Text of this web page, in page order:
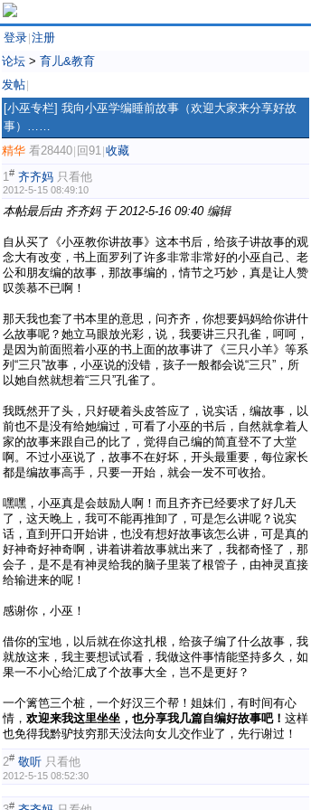
登录 注册
论坛 > 育儿&教育
发帖
[小巫专栏] 我向小巫学编睡前故事（欢迎大家来分享好故
事）……
精华 看28440 回91 收藏
1# 齐齐妈 只看他
2012-5-15 08:49:10
本帖最后由 齐齐妈 于 2012-5-16 09:40 编辑
自从买了《小巫教你讲故事》这本书后，给孩子讲故事的观
念大有改变，书上面罗列了许多非常非常好的小巫自己、老
公和朋友编的故事，那故事编的，情节之巧妙，真是让人赞
叹羡慕不已啊！
那天我也套了书本里的意思，问齐齐，你想要妈妈给你讲什
么故事呢？她立马眼放光彩，说，我要讲三只孔雀，呵呵，
是因为前面照着小巫的书上面的故事讲了《三只小羊》等系
列“三只”故事，小巫说的没错，孩子一般都会说“三只”，所
以她自然就想着“三只”孔雀了。
我既然开了头，只好硬着头皮答应了，说实话，编故事，以
前也不是没有给她编过，可看了小巫的书后，自然就拿着人
家的故事来跟自己的比了，觉得自己编的简直登不了大堂
啊。不过小巫说了，故事不在好坏，开头最重要，每位家长
都是编故事高手，只要一开始，就会一发不可收拾。
嘿嘿，小巫真是会鼓励人啊！而且齐齐已经要求了好几天
了，这天晚上，我可不能再推卸了，可是怎么讲呢？说实
话，直到开口开始讲，也没有想好故事该怎么讲，可是真的
好神奇好神奇啊，讲着讲着故事就出来了，我都奇怪了，那
会子，是不是有神灵给我的脑子里装了根管子，由神灵直接
给输进来的呢！
感谢你，小巫！
借你的宝地，以后就在你这扎根，给孩子编了什么故事，我
就放这来，我主要想试试看，我做这件事情能坚持多久，如
果一不小心给汇成了个故事大全，岂不是更好？
一个篱笆三个桩，一个好汉三个帮！姐妹们，有时间有心
情， 欢迎来我这里坐坐，也分享我几篇自编好故事吧！ 这样
也免得我黔驴技穷那天没法向女儿交作业了，先行谢过！
2# 敬听 只看他
2012-5-15 08:52:30
#